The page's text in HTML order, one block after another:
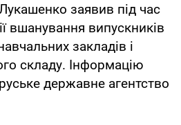
заявив під час
вшанування випускників
закладів і
складу. Інформацію
державне агентство